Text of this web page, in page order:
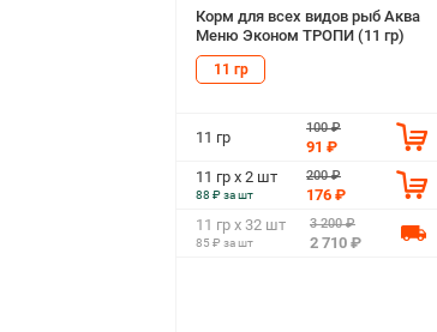
Корм для всех видов рыб Аква
Меню Эконом ТРОПИ (11 гр)
11 гр
11 гр
100 ₽
91 ₽
11 гр х 2 шт
88 ₽ за шт
200 ₽
176 ₽
11 гр х 32 шт
85 ₽ за шт
3 200 ₽
2 710 ₽